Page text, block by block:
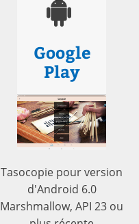
Google
Play
Tasocopie pour version
d'Android 6.0
Marshmallow, API 23 ou